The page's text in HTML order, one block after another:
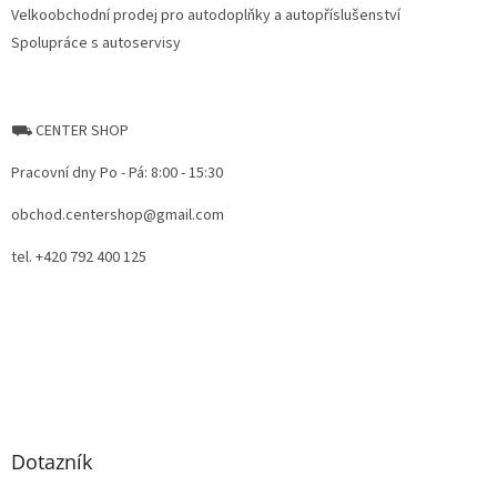
Velkoobchodní prodej pro autodoplňky a autopříslušenství
Spolupráce s autoservisy
⛟ CENTER SHOP
Pracovní dny Po - Pá: 8:00 - 15:30
obchod.centershop@gmail.com
tel. +420 792 400 125
Dotazník